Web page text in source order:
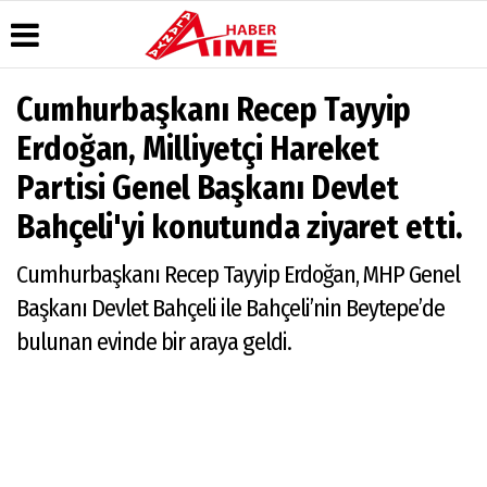
Üye Paneli
Haber
Arşivi
Arşivi
Günün
Haberleri
Hava
Durumu
Gazete
Manşetleri
Anketler
Biyografiler
Köşe
Yazarları
Video
Galeri
Foto
AlanyaTime
Moovit
Alanya-
Gazipaşa
Canlı Uçak
Takip
Cumhurbaşkanı Recep Tayyip
Erdoğan, Milliyetçi Hareket
Partisi Genel Başkanı Devlet
Bahçeli'yi konutunda ziyaret etti.
Cumhurbaşkanı Recep Tayyip Erdoğan, MHP Genel
Başkanı Devlet Bahçeli ile Bahçeli’nin Beytepe’de
bulunan evinde bir araya geldi.